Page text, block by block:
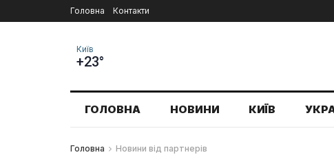
Головна Контакти
Київ
+23°
ГОЛОВНА НОВИНИ КИЇВ
Головна Новини від партнерів